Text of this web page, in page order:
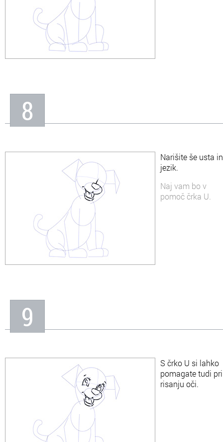
8
Narišite še usta in
jezik.
Naj vam bo v
pomoč črka U.
9
S črko U si lahko
pomagate tudi pri
risanju oči.